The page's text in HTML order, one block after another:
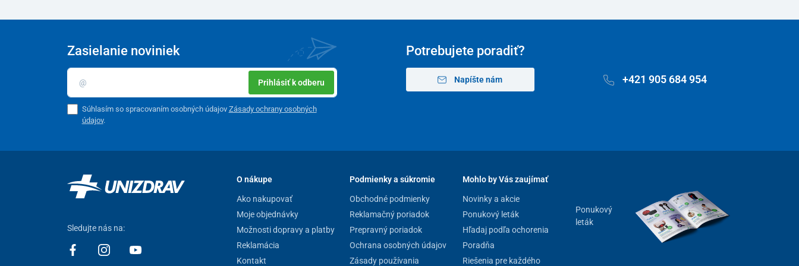
Molekulárny vodík a jeho zdravotné benefity
Potrebujete poradiť?
Napíšte nám +421 905 684 954
Zasielanie noviniek
Prihlásiť k odberu
Súhlasím so spracovaním osobných údajov Zásady ochrany osobných
údajov.
Sledujte nás na:
O nákupe
Ako nakupovať
Moje objednávky
Možnosti dopravy a platby
Reklamácia
Kontakt
Podmienky a súkromie
Obchodné podmienky
Reklamačný poriadok
Prepravný poriadok
Ochrana osobných údajov
Zásady používania
Mohlo by Vás zaujímať
Novinky a akcie
Ponukový leták
Hľadaj podľa ochorenia
Poradňa
Riešenia pre každého
Ponukový
leták